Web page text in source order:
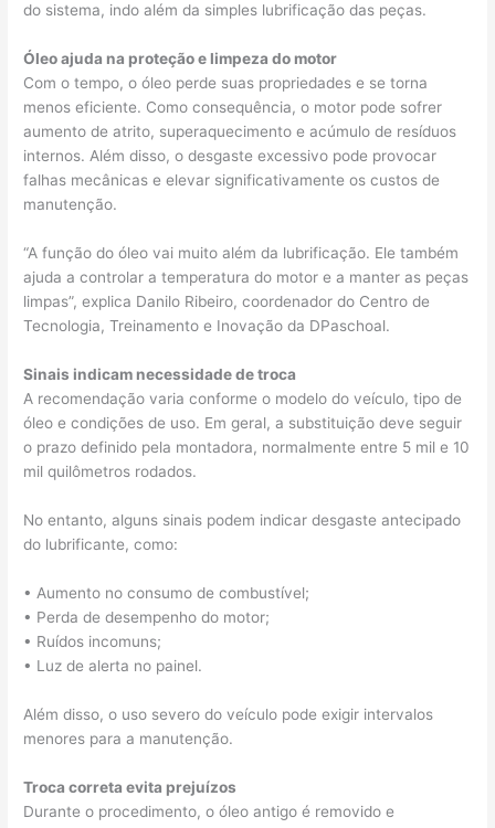
do sistema, indo além da simples lubrificação das peças.
Óleo ajuda na proteção e limpeza do motor
Com o tempo, o óleo perde suas propriedades e se torna
menos eficiente. Como consequência, o motor pode sofrer
aumento de atrito, superaquecimento e acúmulo de resíduos
internos. Além disso, o desgaste excessivo pode provocar
falhas mecânicas e elevar significativamente os custos de
manutenção.
“A função do óleo vai muito além da lubrificação. Ele também
ajuda a controlar a temperatura do motor e a manter as peças
limpas”, explica Danilo Ribeiro, coordenador do Centro de
Tecnologia, Treinamento e Inovação da DPaschoal.
Sinais indicam necessidade de troca
A recomendação varia conforme o modelo do veículo, tipo de
óleo e condições de uso. Em geral, a substituição deve seguir
o prazo definido pela montadora, normalmente entre 5 mil e 10
mil quilômetros rodados.
No entanto, alguns sinais podem indicar desgaste antecipado
do lubrificante, como:
• Aumento no consumo de combustível;
• Perda de desempenho do motor;
• Ruídos incomuns;
• Luz de alerta no painel.
Além disso, o uso severo do veículo pode exigir intervalos
menores para a manutenção.
Troca correta evita prejuízos
Durante o procedimento, o óleo antigo é removido e